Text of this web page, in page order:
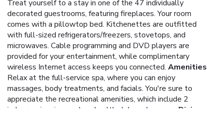
Treat yourself to a stay in one of the 47 individually
decorated guestrooms, featuring fireplaces. Your room
comes with a pillowtop bed. Kitchenettes are outfitted
with full-sized refrigerators/freezers, stovetops, and
microwaves. Cable programming and DVD players are
provided for your entertainment, while complimentary
wireless Internet access keeps you connected. Amenities
Relax at the full-service spa, where you can enjoy
massages, body treatments, and facials. You're sure to
appreciate the recreational amenities, which include 2
indoor swimming pools, a health club, and a sauna.
Dining